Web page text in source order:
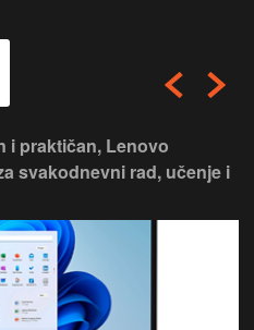
i praktičan, Lenovo
svakodnevni rad, učenje i